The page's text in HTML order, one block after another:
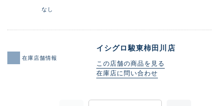
なし
在庫店舗情報
イシグロ駿東柿田川店
この店舗の商品を見る
在庫店に問い合わせ